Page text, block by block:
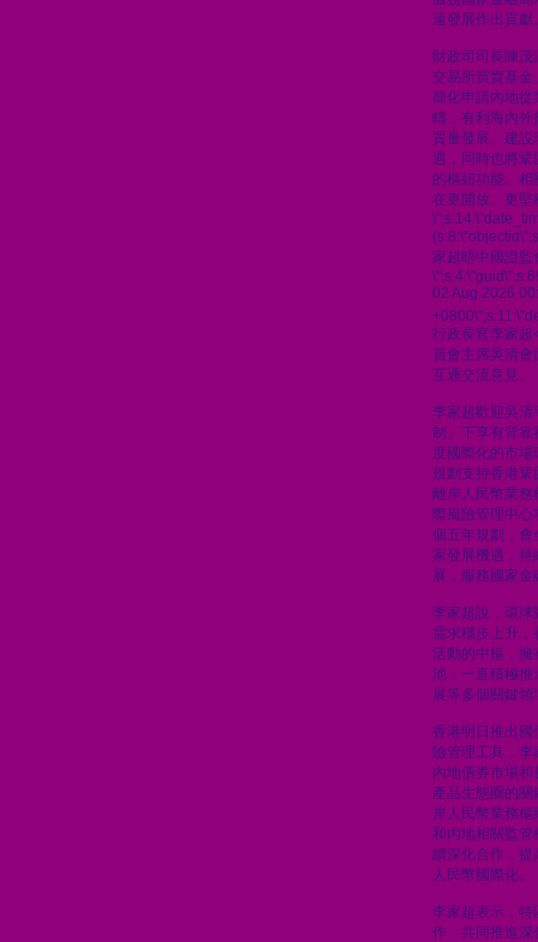
遠發展作出貢獻
財政司司長陳
交易所買賣基金
簡化申請內地
疇，有利海內外
質量發展、建
遇，同時也將
的樞紐功能。
在更開放、更堅
家超晤中國證監
02 Aug 2026
行政長官李家超
員會主席吳清
互通交流意見。
李家超歡迎吳清
制」下享有背靠
度國際化的市
規劃支持香港
離岸人民幣業務
際風險管理中
個五年規劃，會
家發展機遇，持
展，服務國家
李家超說，環球
需求穩步上升
活動的中樞，擁
池，一直積極推
展等多個關鍵領
香港明日推出國
險管理工具，
內地債券市場
產品生態圈的
岸人民幣業務
和內地相關監管
續深化合作，提
人民幣國際化。
李家超表示，特
作，共同推進深